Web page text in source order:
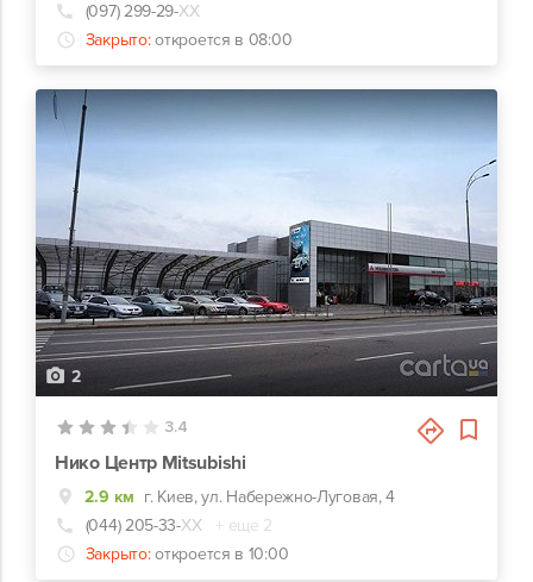
(097) 299-29-ХХ
Закрыто: откроется в 08:00
2
3.4
Нико Центр Mitsubishi
2.9 км г. Киев, ул. Набережно-Луговая, 4
(044) 205-33-ХХ
+ еще 2
Закрыто: откроется в 10:00